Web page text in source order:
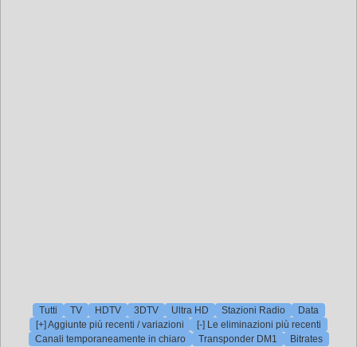
Tutti TV HDTV 3DTV Ultra HD Stazioni Radio
Data
[+] Aggiunte più recenti / variazioni
[-] Le eliminazioni più recenti
Canali temporaneamente in chiaro
Transponder DM1 Bitrates